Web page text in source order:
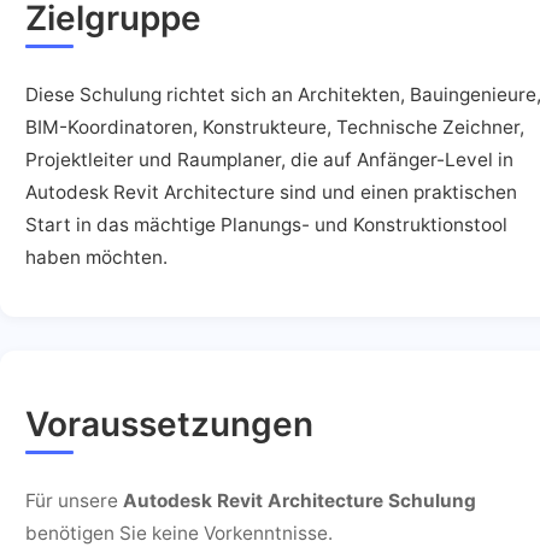
Zielgruppe
Diese Schulung richtet sich an Architekten, Bauingenieure,
BIM-Koordinatoren, Konstrukteure, Technische Zeichner,
Projektleiter und Raumplaner, die auf Anfänger-Level in
Autodesk Revit Architecture sind und einen praktischen
Start in das mächtige Planungs- und Konstruktionstool
haben möchten.
Voraussetzungen
Für unsere Autodesk Revit Architecture Schulung
benötigen Sie keine Vorkenntnisse.